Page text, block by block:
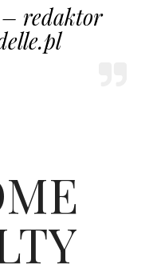
redaktor